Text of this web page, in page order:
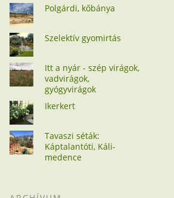
Polgárdi, kőbánya
Szelektív gyomirtás
Itt a nyár - szép virágok,
vadvirágok,
gyógyvirágok
Ikerkert
Tavaszi séták:
Káptalantóti, Káli-
medence